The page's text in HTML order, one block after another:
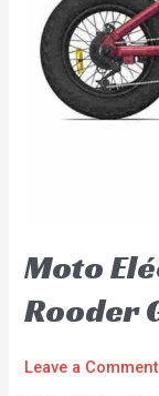
Moto
Rooder
Leave a Comment